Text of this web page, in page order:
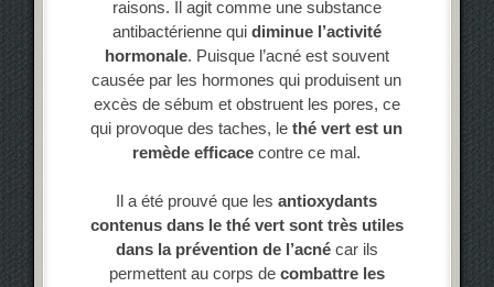
raisons. Il agit comme une substance
antibactérienne qui diminue l’activité
hormonale. Puisque l’acné est souvent
causée par les hormones qui produisent un
excès de sébum et obstruent les pores, ce
qui provoque des taches, lethé vert est un
remède efficace contre ce mal.
Il a été prouvé que lesantioxydants
contenus dans le thé vert sont très utiles
dans la prévention de l’acnécar ils
permettent au corps de combattre les